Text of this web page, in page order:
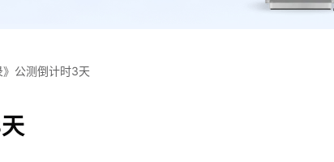
》公测倒计时3天